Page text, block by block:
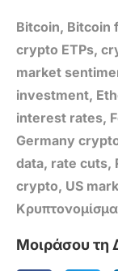
Bitcoin, Bitcoin
crypto ETPs,
market
investment,
interest rates,
Germany
data, rate cuts,
crypto, US
Μοιράσου τη